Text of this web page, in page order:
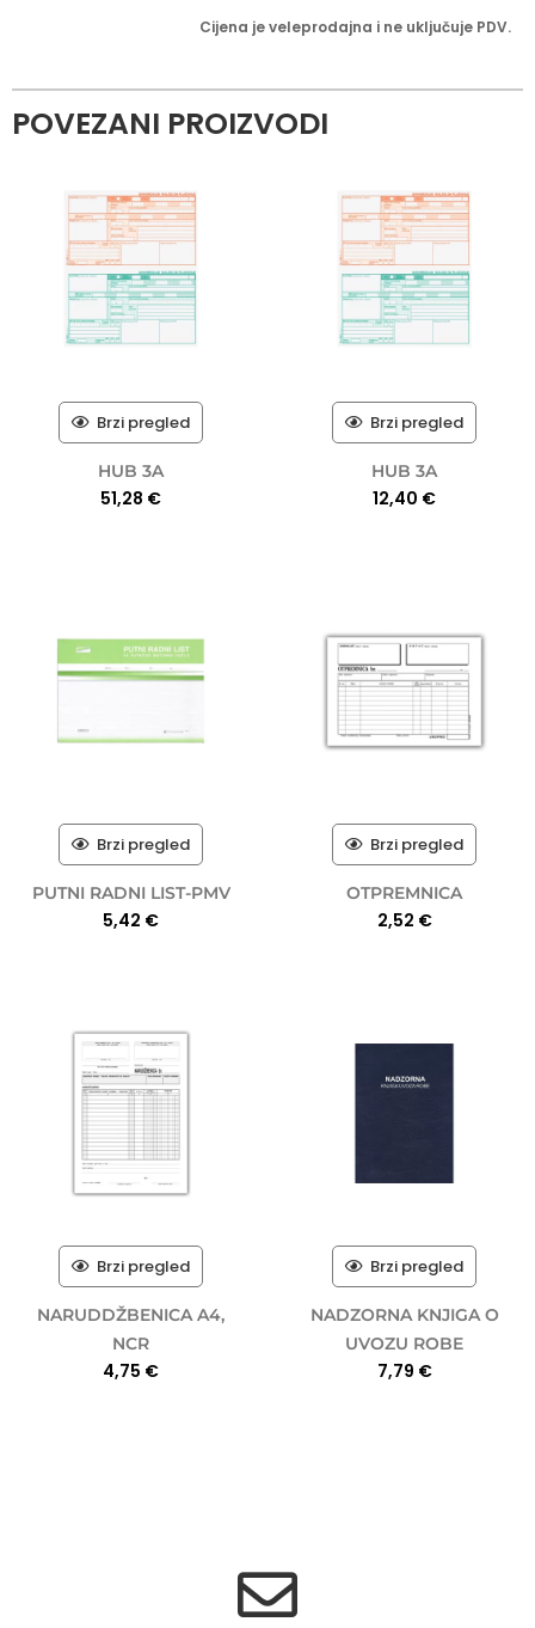
Cijena je veleprodajna i ne uključuje PDV.
POVEZANI PROIZVODI
Brzi pregled
HUB 3A
51,28 €
Brzi pregled
HUB 3A
12,40 €
Brzi pregled
PUTNI RADNI LIST-PMV
5,42 €
Brzi pregled
OTPREMNICA
2,52 €
Brzi pregled
NARUDDŽBENICA A4,
NCR
4,75 €
Brzi pregled
NADZORNA KNJIGA O
UVOZU ROBE
7,79 €